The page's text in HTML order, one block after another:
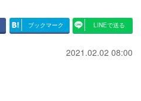
ブックマーク LINEで送る
2021.02.02 08:00